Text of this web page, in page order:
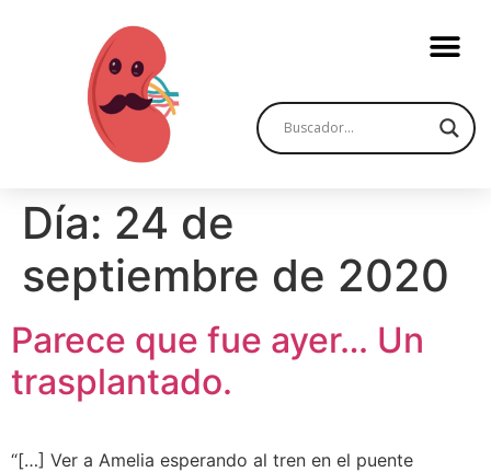
Día: 24 de
septiembre de 2020
Parece que fue ayer… Un
trasplantado.
“[…] Ver a Amelia esperando al tren en el puente